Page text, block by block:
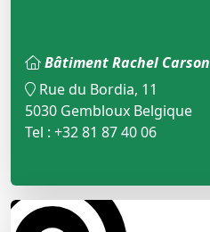
Bâtiment Rachel Carson
Rue du Bordia, 11
5030 Gembloux Belgique
Tel : +32 81 87 40 06